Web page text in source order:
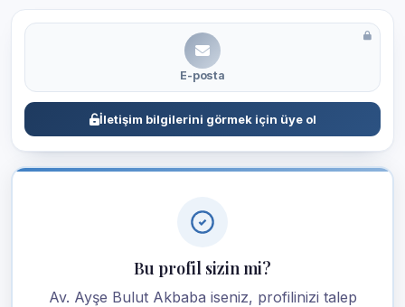
E-posta
İletişim bilgilerini görmek için üye ol
Bu profil sizin mi?
Av. Ayşe Bulut Akbaba iseniz, profilinizi talep